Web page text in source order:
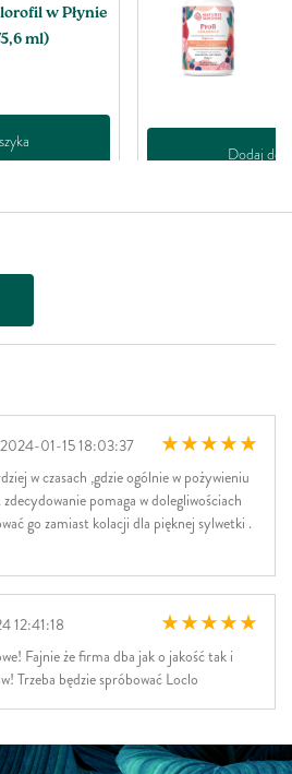
w Płynie
ml)
Dodaj do
2024-01-15 18:03:37
w czasach ,gdzie ogólnie w pożywieniu
pomaga w dolegliwościach
go zamiast kolacji dla pięknej sylwetki .
12:41:18
Fajnie że firma dba jak o jakość tak i
Trzeba będzie spróbować Loclo